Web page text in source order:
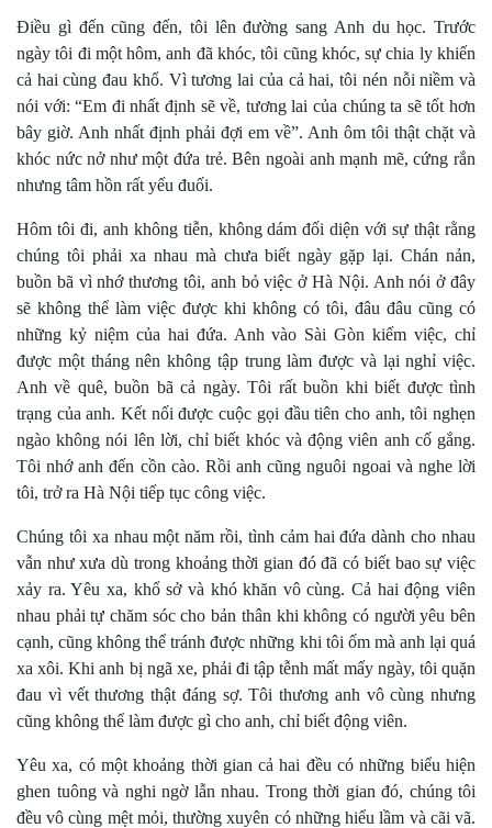
Điều gì đến cũng đến, tôi lên đường sang Anh du học. Trước
ngày tôi đi một hôm, anh đã khóc, tôi cũng khóc, sự chia ly khiến
cả hai cùng đau khổ. Vì tương lai của cả hai, tôi nén nỗi niềm và
nói với: “Em đi nhất định sẽ về, tương lai của chúng ta sẽ tốt hơn
bây giờ. Anh nhất định phải đợi em về”. Anh ôm tôi thật chặt và
khóc nức nở như một đứa trẻ. Bên ngoài anh mạnh mẽ, cứng rắn
nhưng tâm hồn rất yếu đuối.
Hôm tôi đi, anh không tiễn, không dám đối diện với sự thật rằng
chúng tôi phải xa nhau mà chưa biết ngày gặp lại. Chán nản,
buồn bã vì nhớ thương tôi, anh bỏ việc ở Hà Nội. Anh nói ở đây
sẽ không thể làm việc được khi không có tôi, đâu đâu cũng có
những kỷ niệm của hai đứa. Anh vào Sài Gòn kiếm việc, chỉ
được một tháng nên không tập trung làm được và lại nghỉ việc.
Anh về quê, buồn bã cả ngày. Tôi rất buồn khi biết được tình
trạng của anh. Kết nối được cuộc gọi đầu tiên cho anh, tôi nghẹn
ngào không nói lên lời, chỉ biết khóc và động viên anh cố gắng.
Tôi nhớ anh đến cồn cào. Rồi anh cũng nguôi ngoai và nghe lời
tôi, trở ra Hà Nội tiếp tục công việc.
Chúng tôi xa nhau một năm rồi, tình cảm hai đứa dành cho nhau
vẫn như xưa dù trong khoảng thời gian đó đã có biết bao sự việc
xảy ra. Yêu xa, khổ sở và khó khăn vô cùng. Cả hai động viên
nhau phải tự chăm sóc cho bản thân khi không có người yêu bên
cạnh, cũng không thể tránh được những khi tôi ốm mà anh lại quá
xa xôi. Khi anh bị ngã xe, phải đi tập tễnh mất mấy ngày, tôi quặn
đau vì vết thương thật đáng sợ. Tôi thương anh vô cùng nhưng
cũng không thể làm được gì cho anh, chỉ biết động viên.
Yêu xa, có một khoảng thời gian cả hai đều có những biểu hiện
ghen tuông và nghi ngờ lẫn nhau. Trong thời gian đó, chúng tôi
đều vô cùng mệt mỏi, thường xuyên có những hiểu lầm và cãi vã.